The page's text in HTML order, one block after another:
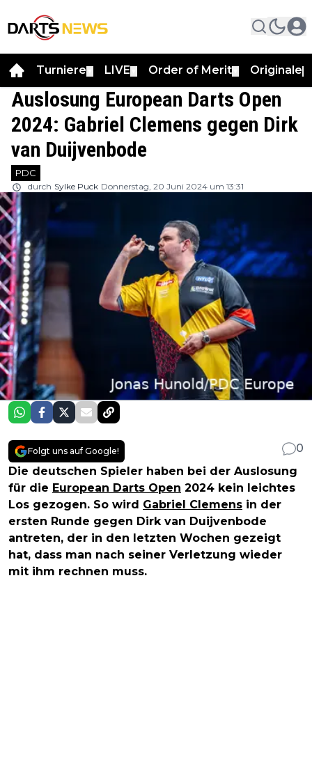
Turniere LIVE Order of Merit Originale
Auslosung European Darts Open
2024: Gabriel Clemens gegen Dirk
van Duijvenbode
PDC
durch Sylke Puck Donnerstag, 20 Juni 2024 um 13:31
Folgt uns auf Google!
0
Die deutschen Spieler haben bei der Auslosung
für die European Darts Open 2024 kein leichtes
Los gezogen. So wird Gabriel Clemens in der
ersten Runde gegen Dirk van Duijvenbode
antreten, der in den letzten Wochen gezeigt
hat, dass man nach seiner Verletzung wieder
mit ihm rechnen muss.